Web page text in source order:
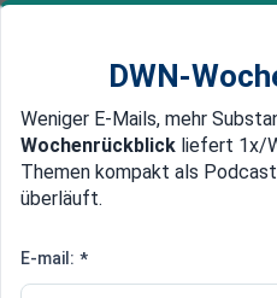
Newsticker MEIN DWN:
Edelmetalle DWN-
Kiew:
DWN-
Weniger E-Mails, mehr
Wochenrückblick liefert 1x/
Themen kompakt als
überläuft.
E-mail: *